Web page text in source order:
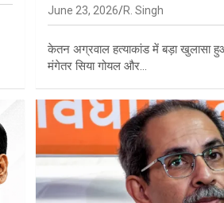
June 23, 2026 R. Singh
केतन अग्रवाल हत्याकांड में बड़ा खुलासा
मंगेतर सिया गोयल और…